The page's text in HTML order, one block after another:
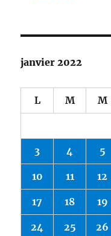
janvier 2022
L M M
3 4 5
10 11 12
17 18 19
24 25 26